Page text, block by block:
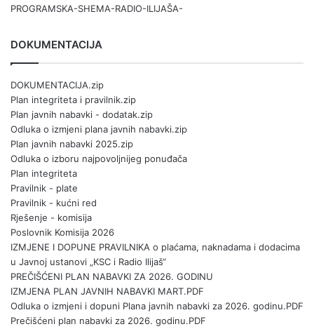
PROGRAMSKA-SHEMA-RADIO-ILIJAŠA-
DOKUMENTACIJA
DOKUMENTACIJA.zip
Plan integriteta i pravilnik.zip
Plan javnih nabavki - dodatak.zip
Odluka o izmjeni plana javnih nabavki.zip
Plan javnih nabavki 2025.zip
Odluka o izboru najpovoljnijeg ponuđača
Plan integriteta
Pravilnik - plate
Pravilnik - kućni red
Rješenje - komisija
Poslovnik Komisija 2026
IZMJENE I DOPUNE PRAVILNIKA o plaćama, naknadama i dodacima
u Javnoj ustanovi „KSC i Radio Ilijaš“
PREČIŠĆENI PLAN NABAVKI ZA 2026. GODINU
IZMJENA PLAN JAVNIH NABAVKI MART.PDF
Odluka o izmjeni i dopuni Plana javnih nabavki za 2026. godinu.PDF
Prečišćeni plan nabavki za 2026. godinu.PDF